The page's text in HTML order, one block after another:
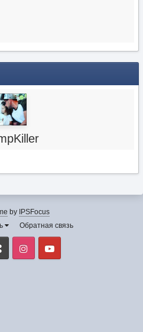
by IPSFocus
Обратная связь
VK Instagram